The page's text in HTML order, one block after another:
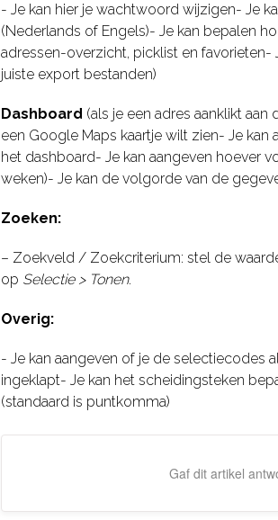
- Je kan hier je wachtwoord wijzigen- Je
(Nederlands of Engels)- Je kan bepalen
adressen-overzicht, picklist en favorieten-
juiste export bestanden)
Dashboard (als je een adres aanklikt aan
een Google Maps kaartje wilt zien- Je
het dashboard- Je kan aangeven hoever
weken)- Je kan de volgorde van de
Zoeken:
– Zoekveld / Zoekcriterium: stel de
op Selectie > Tonen.
Overig:
- Je kan aangeven of je de selectiecodes
ingeklapt- Je kan het scheidingsteken
(standaard is puntkomma)
Gaf dit artikel